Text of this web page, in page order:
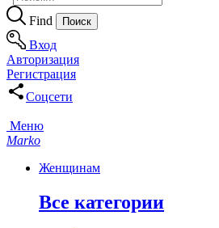
Find
Вход
Авторизация
Регистрация
Соцсети
Меню
Marko
Женщинам
Все категории